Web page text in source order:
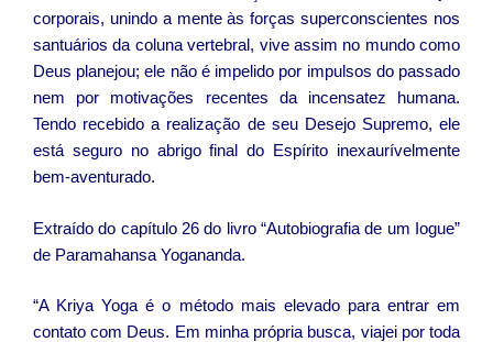
corporais, unindo a mente às forças superconscientes nos
santuários da coluna vertebral, vive assim no mundo como
Deus planejou; ele não é impelido por impulsos do passado
nem por motivações recentes da incensatez humana.
Tendo recebido a realização de seu Desejo Supremo, ele
está seguro no abrigo final do Espírito inexaurívelmente
bem-aventurado.
Extraído do capítulo 26 do livro “Autobiografia de um Iogue”
de Paramahansa Yogananda.
“A Kriya Yoga é o método mais elevado para entrar em
contato com Deus. Em minha própria busca, viajei por toda